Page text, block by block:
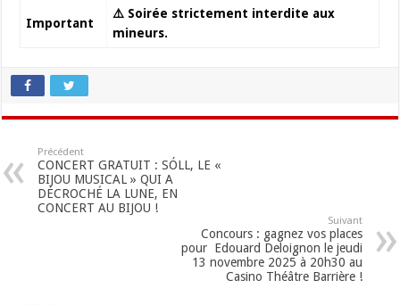
Important
⚠️ Soirée strictement interdite aux
mineurs.
Précédent
CONCERT GRATUIT : SÓLL, LE «
BIJOU MUSICAL » QUI A
DÉCROCHÉ LA LUNE, EN
CONCERT AU BIJOU !
Suivant
Concours : gagnez vos places
pour Edouard Deloignon le jeudi
13 novembre 2025 à 20h30 au
Casino Théâtre Barrière !